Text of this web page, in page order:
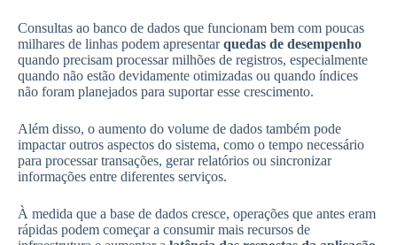
Consultas ao banco de dados que funcionam bem com poucas
milhares de linhas podem apresentarquedas de desempenho
quando precisam processar milhões de registros, especialmente
quando não estão devidamente otimizadas ou quando índices
não foram planejados para suportar esse crescimento.
Além disso, o aumento do volume de dados também pode
impactar outros aspectos do sistema, como o tempo necessário
para processar transações, gerar relatórios ou sincronizar
informações entre diferentes serviços.
À medida que a base de dados cresce, operações que antes eram
rápidas podem começar a consumir mais recursos de